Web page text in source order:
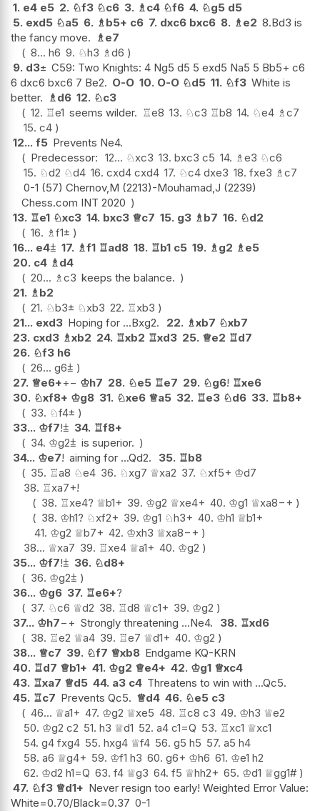
1. e4 e5 2. ♘f3 ♘c6 3. ♗c4 ♘f6 4. ♘g5 d5
5. exd5 ♘a5 6. ♗b5+ c6 7. dxc6 bxc6 8. ♗e2 8.Bd3 is
the fancy move. ♗e7
8... h6 9. ♘h3 ♗d6
9. d3± C59: Two Knights: 4 Ng5 d5 5 exd5 Na5 5 Bb5+ c6
6 dxc6 bxc6 7 Be2. O-O 10. O-O ♘d5 11. ♘f3 White is
better. ♗d6 12. ♘c3
12. ♖e1 seems wilder. ♖e8 13. ♘c3 ♖b8 14. ♘e4 ♗c7
15. c4
12... f5 Prevents Ne4.
Predecessor: 12... ♘xc3 13. bxc3 c5 14. ♗e3 ♘c6
15. ♘d2 ♘d4 16. cxd4 cxd4 17. ♘c4 dxe3 18. fxe3 ♗c7
0-1 (57) Chernov,M (2213)-Mouhamad,J (2239)
Chess.com INT 2020
13. ♖e1 ♘xc3 14. bxc3 ♕c7 15. g3 ♗b7 16. ♘d2
16. ♗f1±
16... e4⩲ 17. ♗f1 ♖ad8 18. ♖b1 c5 19. ♗g2 ♗e5
20. c4 ♗d4
20... ♗c3 keeps the balance.
21. ♗b2
21. ♘b3± ♘xb3 22. ♖xb3
21... exd3 Hoping for ...Bxg2. 22. ♗xb7 ♘xb7
23. cxd3 ♗xb2 24. ♖xb2 ♖xd3 25. ♕e2 ♖d7
26. ♘f3 h6
26... g6⩲
27. ♕e6++− ♔h7 28. ♘e5 ♖e7 29. ♘g6! ♖xe6
30. ♘xf8+ ♔g8 31. ♘xe6 ♕a5 32. ♖e3 ♘d6 33. ♖b8+
33. ♘f4±
33... ♔f7!⩲ 34. ♖f8+
34. ♔g2⩲ is superior.
34... ♔e7! aiming for ...Qd2. 35. ♖b8
35. ♖a8 ♘e4 36. ♘xg7 ♕xa2 37. ♘xf5+ ♔d7
38. ♖xa7+!
38. ♖xe4? ♕b1+ 39. ♔g2 ♕xe4+ 40. ♔g1 ♕xa8−+
38. ♔h1? ♘xf2+ 39. ♔g1 ♘h3+ 40. ♔h1 ♕b1+
41. ♔g2 ♕b7+ 42. ♔xh3 ♕xa8−+
38... ♕xa7 39. ♖xe4 ♕a1+ 40. ♔g2
35... ♔f7!⩲ 36. ♘d8+
36. ♔g2⩲
36... ♔g6 37. ♖e6+?
37. ♘c6 ♕d2 38. ♖d8 ♕c1+ 39. ♔g2
37... ♔h7−+ Strongly threatening ...Ne4. 38. ♖xd6
38. ♖e2 ♕a4 39. ♖e7 ♕d1+ 40. ♔g2
38... ♕c7 39. ♘f7 ♕xb8 Endgame KQ-KRN
40. ♖d7 ♕b1+ 41. ♔g2 ♕e4+ 42. ♔g1 ♕xc4
43. ♖xa7 ♕d5 44. a3 c4 Threatens to win with ...Qc5.
45. ♖c7 Prevents Qc5. ♕d4 46. ♘e5 c3
46... ♕a1+ 47. ♔g2 ♕xe5 48. ♖c8 c3 49. ♔h3 ♕e2
50. ♔g2 c2 51. h3 ♕d1 52. a4 c1=Q 53. ♖xc1 ♕xc1
54. g4 fxg4 55. hxg4 ♕f4 56. g5 h5 57. a5 h4
58. a6 ♕g4+ 59. ♔f1 h3 60. g6+ ♔h6 61. ♔e1 h2
62. ♔d2 h1=Q 63. f4 ♕g3 64. f5 ♕hh2+ 65. ♔d1 ♕gg1#
47. ♘f3 ♕d1+ Never resign too early! Weighted Error Value:
White=0.70/Black=0.37 0-1